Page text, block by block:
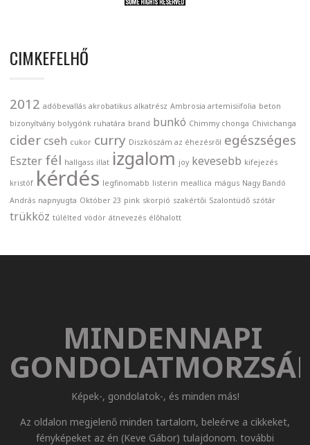
CIMKEFELHŐ
2012 adóbevallás akrobatikus alkatrész Ambrosia artemisiifolia beton
bizonyítvány bolygónk ruhatára brand bunkó Chimmy chonga Chivichanga
cidercseh cukor curry Diszkószám az éhezésről egészséges
Eszter fél hallgass illat izgalom joy kevesebb kifejezés
kristóf kérdés legfinomabb listerin meallica mágus Nagy Bandó
András napnyugta Október 23 pink skorpió szakértői Szalontüdő szótár
trükköz túlélted vödör átnevezés élőhalott
MINDENNAPI
Képek-, gondolatok-, és minden más!
Az oldalon megjelenő minden tartalom, beleérve a cikkeket,
fényképeket az én (Keve Gábor) tulajdonom. további